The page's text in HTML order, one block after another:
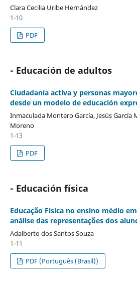
Clara Cecilia Uribe Hernández
1-10
PDF
- Educación de adultos
Ciudadanía activa y personas
desde un modelo de educación
Inmaculada Montero García, Jesús García
Moreno
1-13
PDF
- Educación física
Educação Física no ensino médio
análise das representações dos
Adalberto dos Santos Souza
1-11
PDF (Português (Brasil))